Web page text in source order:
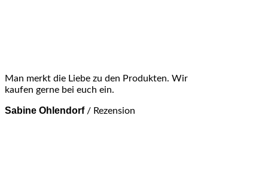
Man merkt die Liebe zu den Produkten. Wir
kaufen gerne bei euch ein.
Sabine Ohlendorf / Rezension